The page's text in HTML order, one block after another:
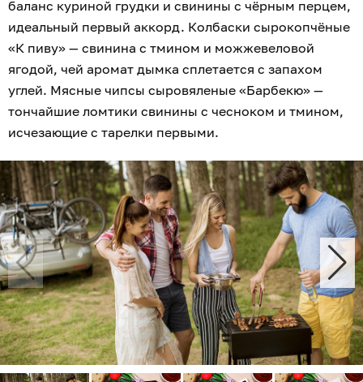
баланс куриной грудки и свинины с чёрным перцем,
идеальный первый аккорд. Колбаски сырокопчёные
«К пиву» — свинина с тмином и можжевеловой
ягодой, чей аромат дымка сплетается с запахом
углей. Мясные чипсы сыровяленые «Барбекю» —
тончайшие ломтики свинины с чесноком и тмином,
исчезающие с тарелки первыми.